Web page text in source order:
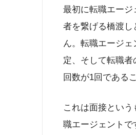
最初に転職エー
者を繋げる橋渡
ん。転職エージ
定、そして転職
回数が1回である
これは面接とい
職エージェント